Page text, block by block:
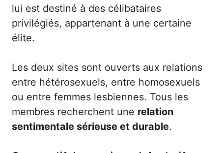
lui est destiné à des célibataires
privilégiés, appartenant à une certaine
élite.
Les deux sites sont ouverts aux relations
entre hétérosexuels, entre homosexuels
ou entre femmes lesbiennes. Tous les
membres recherchent une relation
sentimentale sérieuse et durable.